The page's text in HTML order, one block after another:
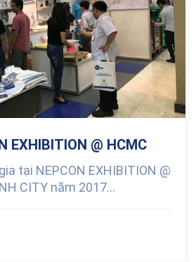
EXHIBITION @ HCMC
tại NEPCON EXHIBITION @
CITY năm 2017...